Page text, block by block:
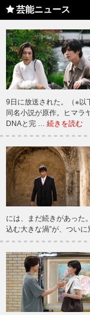
芸能ニュース
9日に放送された。（※
同名小説が原作。ヒマラ
DNAと完 … 続きを読む
には、まだ続きがあった
込む大きな渦”が、ついに